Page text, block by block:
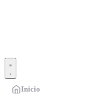
Inicio